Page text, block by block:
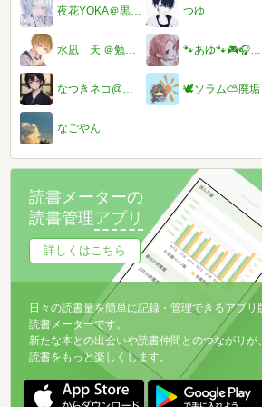
夜花YOKA＠黒歴史語ることに、、、、、 つゆ
水凪 天 ＠勉強に集中したい ＠自分に自信を持つ 🐾あゆ🐾🎮🎧＠美月とペア画ちゅー！
なつきネコ@着物ネコ 🕊‎ソラム⛅廃垢
なごやん
読書メーターの
読書管理アプリ
詳しくはこちら
日々の読書量を簡単に記録・管理できるアプリ
読書メーターです。
新たな本との出会いや読書仲間とのつながりが
読書をもっと楽しくします。